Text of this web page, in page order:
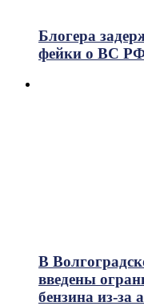
Блогера
фейки о ВС РФ
В
введены
бензина из-за